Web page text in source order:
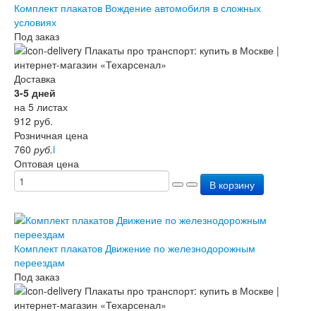
Комплект плакатов Вождение автомобиля в сложных
условиях
Под заказ
Доставка
3-5 дней
на 5 листах
912 руб.
Розничная цена
760 руб.i
Оптовая цена
В корзину
Комплект плакатов Движение по железнодорожным
переездам
Под заказ